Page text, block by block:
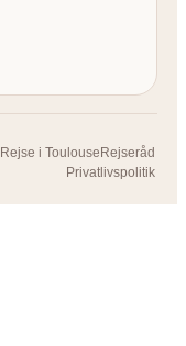
Rejse i Toulouse Rejseråd
Privatlivspolitik